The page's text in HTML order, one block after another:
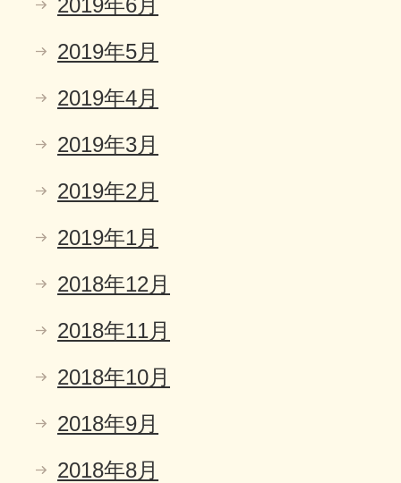
2019年6月
2019年5月
2019年4月
2019年3月
2019年2月
2019年1月
2018年12月
2018年11月
2018年10月
2018年9月
2018年8月